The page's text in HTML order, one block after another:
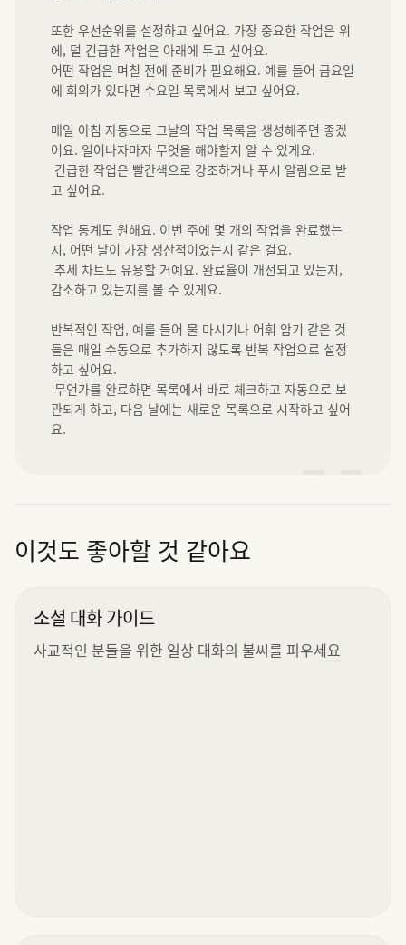
또한 우선순위를 설정하고 싶어요. 가장 중요한 작업은 위
에, 덜 긴급한 작업은 아래에 두고 싶어요.
어떤 작업은 며칠 전에 준비가 필요해요. 예를 들어 금요일
에 회의가 있다면 수요일 목록에서 보고 싶어요.
매일 아침 자동으로 그날의 작업 목록을 생성해주면 좋겠
어요. 일어나자마자 무엇을 해야할지 알 수 있게요.
고 싶어요.
작업 통계도 원해요. 이번 주에 몇 개의 작업을 완료했는
지, 어떤 날이 가장 생산적이었는지 같은 걸요.
감소하고 있는지를 볼 수 있게요.
반복적인 작업, 예를 들어 물 마시기나 어휘 암기 같은 것
들은 매일 수동으로 추가하지 않도록 반복 작업으로 설정
하고 싶어요.
관되게 하고, 다음 날에는 새로운 목록으로 시작하고 싶어
요.
이것도 좋아할 것 같아요
소셜 대화 가이드
사교적인 분들을 위한 일상 대화의 불씨를 피우세요